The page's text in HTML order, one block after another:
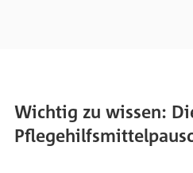
Wichtig zu wissen: